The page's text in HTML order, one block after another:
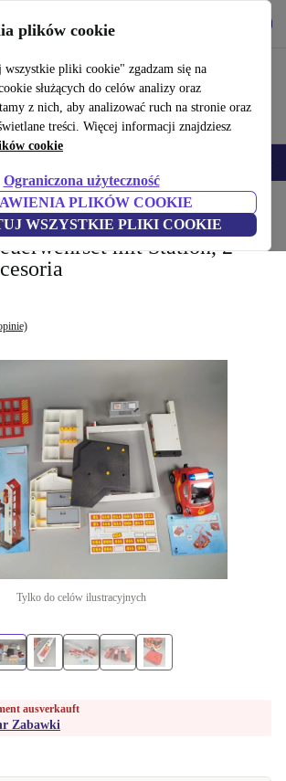
plików cookie
pliki cookie" zgadzam się na
służących do celów analizy oraz
z nich, aby analizować ruch na stronie oraz
treści. Więcej informacji znajdziesz
cookie
Ograniczona użyteczność
PLIKÓW COOKIE
WSZYSTKIE PLIKI COOKIE
szybko i łatwo
i dzieci Zabawki
mit Station, 2
Tylko do celów ilustracyjnych
ausverkauft
Zabawki